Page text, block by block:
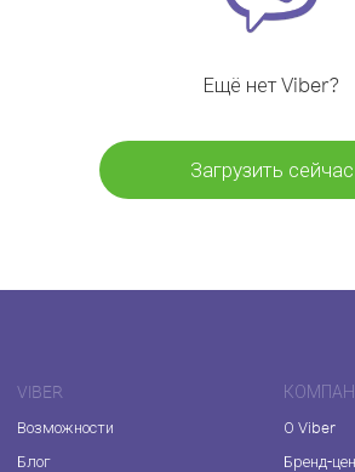
Ещё нет Viber?
Загрузить сейчас
VIBER
Возможности
Блог
О Viber
Бренд-